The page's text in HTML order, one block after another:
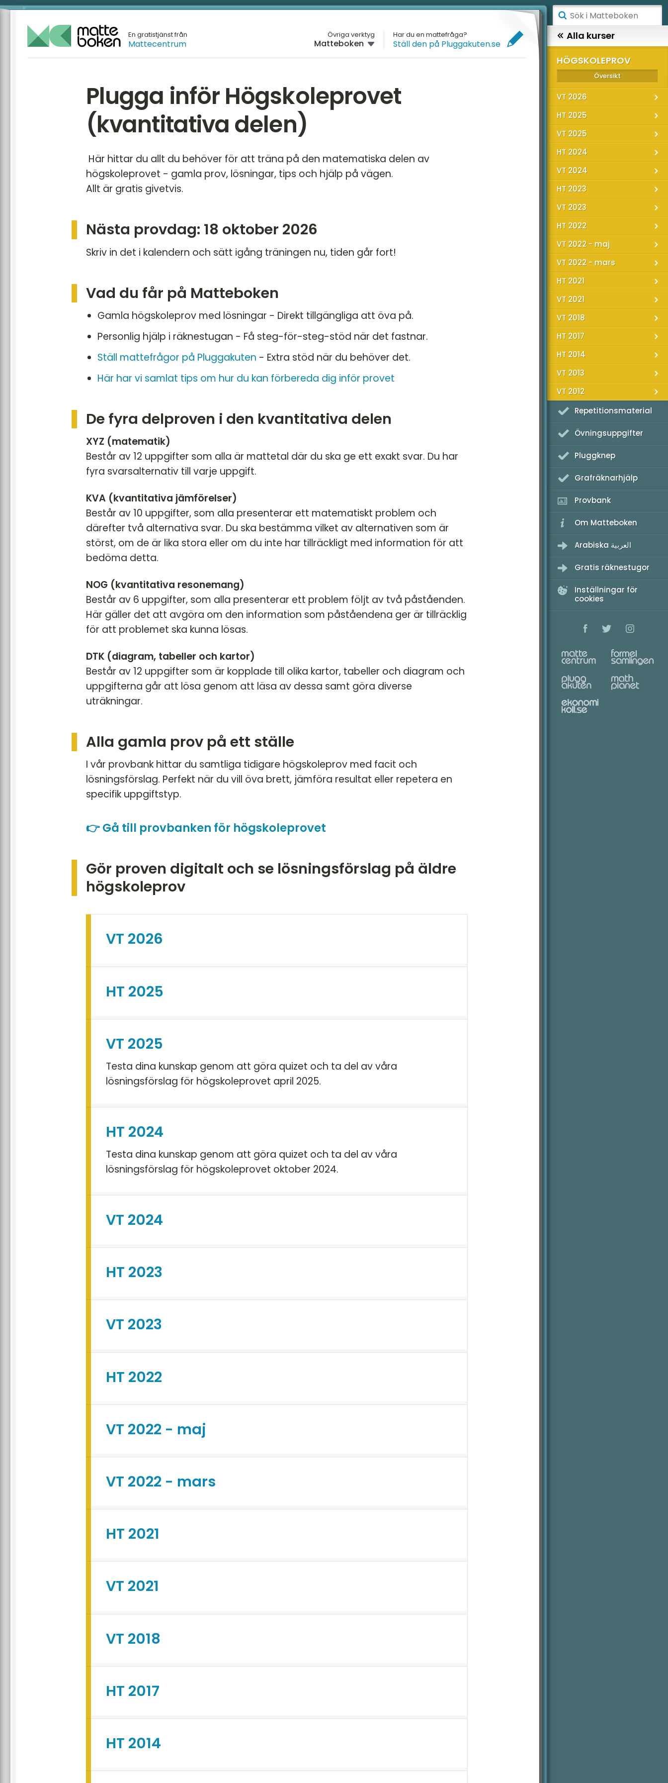
En gratistjänst från
Mattecentrum
Har du en mattefråga?
Ställ den på Pluggakuten.se
Övriga verktyg
Matteboken
Plugga inför Högskoleprovet
(kvantitativa delen)
Här hittar du allt du behöver för att träna på den matematiska delen av
högskoleprovet - gamla prov, lösningar, tips och hjälp på vägen.
Allt är gratis givetvis.
Nästa provdag: 18 oktober 2026
Skriv in det i kalendern och sätt igång träningen nu, tiden går fort!
Vad du får på Matteboken
Gamla högskoleprov med lösningar - Direkt tillgängliga att öva på.
Personlig hjälp i räknestugan - Få steg-för-steg-stöd när det fastnar.
Ställ mattefrågor på Pluggakuten - Extra stöd när du behöver det.
Här har vi samlat tips om hur du kan förbereda dig inför provet
De fyra delproven i den kvantitativa delen
XYZ (matematik)
Består av 12 uppgifter som alla är mattetal där du ska ge ett exakt svar. Du har
fyra svarsalternativ till varje uppgift.
KVA (kvantitativa jämförelser)
Består av 10 uppgifter, som alla presenterar ett matematiskt problem och
därefter två alternativa svar. Du ska bestämma vilket av alternativen som är
störst, om de är lika stora eller om du inte har tillräckligt med information för att
bedöma detta.
NOG (kvantitativa resonemang)
Består av 6 uppgifter, som alla presenterar ett problem följt av två påståenden.
Här gäller det att avgöra om den information som påståendena ger är tillräcklig
för att problemet ska kunna lösas.
DTK (diagram, tabeller och kartor)
Består av 12 uppgifter som är kopplade till olika kartor, tabeller och diagram och
uppgifterna går att lösa genom att läsa av dessa samt göra diverse
uträkningar.
Alla gamla prov på ett ställe
I vår provbank hittar du samtliga tidigare högskoleprov med facit och
lösningsförslag. Perfekt när du vill öva brett, jämföra resultat eller repetera en
specifik uppgiftstyp.
👉Gå till provbanken för högskoleprovet
Gör proven digitalt och se lösningsförslag på äldre
högskoleprov
VT 2026
HT 2025
VT 2025
Testa dina kunskap genom att göra quizet och ta del av våra
lösningsförslag för högskoleprovet april 2025.
HT 2024
Testa dina kunskap genom att göra quizet och ta del av våra
lösningsförslag för högskoleprovet oktober 2024.
VT 2024
HT 2023
VT 2023
HT 2022
VT 2022 - maj
VT 2022 - mars
HT 2021
VT 2021
VT 2018
HT 2017
HT 2014
LÅGSTADIET
MELLANSTADIET
Alla kurser
HÖGSKOLEPROV
Översikt
VT 2026
HT 2025
VT 2025
HT 2024
VT 2024
HT 2023
VT 2023
HT 2022
VT 2022 - maj
VT 2022 - mars
HT 2021
VT 2021
VT 2018
HT 2017
HT 2014
VT 2013
VT 2012
Repetitionsmaterial
Övningsuppgifter
Pluggknep
Grafräknarhjälp
Provbank
Om Matteboken
Arabiska العربية
Gratis räknestugor
Inställningar för
cookies